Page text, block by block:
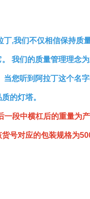
,我们不仅相信保持质
我们的质量管理理念
当您听到阿拉丁这个名
的灯塔。
一段中横杠后的重量为
号对应的包装规格为